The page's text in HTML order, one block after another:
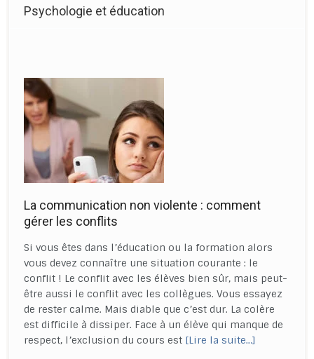
Psychologie et éducation
La communication non violente : comment
gérer les conflits
Si vous êtes dans l’éducation ou la formation alors
vous devez connaître une situation courante : le
conflit ! Le conflit avec les élèves bien sûr, mais peut-
être aussi le conflit avec les collègues. Vous essayez
de rester calme. Mais diable que c’est dur. La colère
est difficile à dissiper. Face à un élève qui manque de
respect, l’exclusion du cours est [Lire la suite…]